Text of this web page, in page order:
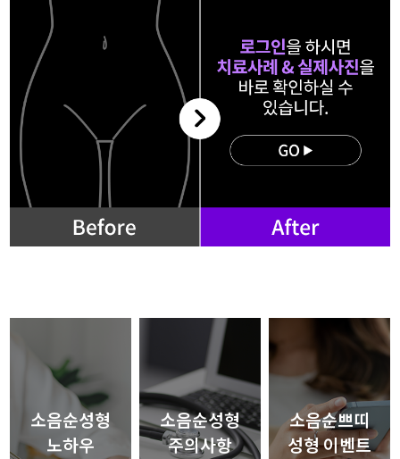
소음순성형
노하우
소음순성형
주의사항
소음순쁘띠
성형 이벤트